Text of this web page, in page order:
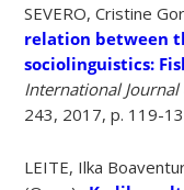
SEVERO, Cristine
relation between
sociolinguistics:
International
243, 2017, p. 119-
LEITE, Ilka